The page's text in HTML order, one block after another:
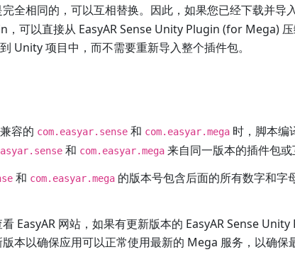
全相同的，可以互相替换。因此，如果您已经下载并导
，可以直接从 EasyAR Sense Unity Plugin (for Mega)
Unity 项目中，而不需要重新导入整个插件包。
容的 com.easyar.sense和 com.easyar.mega时，脚本编
和 com.easyar.mega来自同一版本的插件包或
和 com.easyar.mega的版本号包含后面的所有数字和字
EasyAR 网站，如果有更新版本的 EasyAR Sense
本以确保应用可以正常使用最新的 Mega 服务，以确保